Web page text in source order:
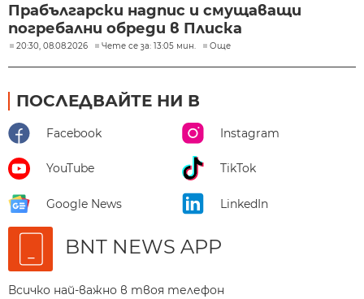
Прабългарски надпис и смущаващи
погребални обреди в Плиска
20:30, 08.08.2026 Чете се за: 13:05 мин. Още
ПОСЛЕДВАЙТЕ НИ В
Facebook Instagram
YouTube TikTok
Google News LinkedIn
BNT NEWS APP
Всичко най-важно в твоя телефон